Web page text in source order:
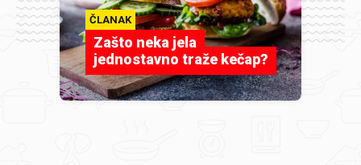
ČLANAK
Zašto neka jela
jednostavno traže kečap?